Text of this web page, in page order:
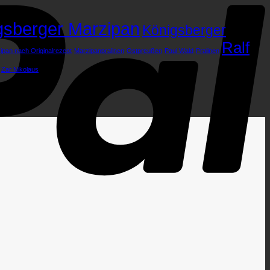
Marzipan Königsberger
nach Originalrezept Marzipanpralinen Ostpreußen Paul Wald Pralinen Ralf
Zar Nikolaus